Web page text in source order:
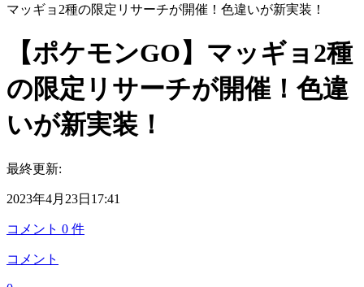
マッギョ2種の限定リサーチが開催！色違いが新実装！
【ポケモンGO】マッギョ2種
の限定リサーチが開催！色違
いが新実装！
最終更新:
2023年4月23日17:41
コメント 0 件
コメント